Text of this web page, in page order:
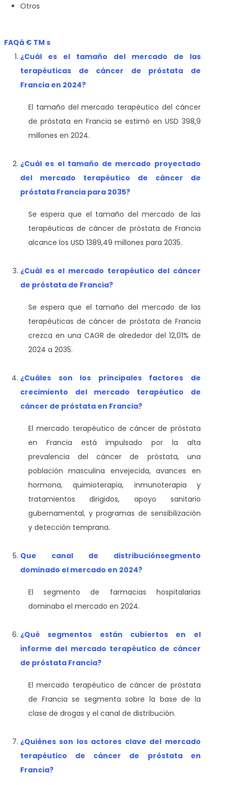
Otros
FAQâ € TM s
¿Cuál es el tamaño del mercado de las
terapéuticas de cáncer de próstata de
Francia en 2024?
El tamaño del mercado terapéutico del cáncer
de próstata en Francia se estimó en USD 398,9
millones en 2024.
¿Cuál es el tamaño de mercado proyectado
del mercado terapéutico de cáncer de
próstata Francia para 2035?
Se espera que el tamaño del mercado de las
terapéuticas de cáncer de próstata de Francia
alcance los USD 1389,49 millones para 2035.
¿Cuál es el mercado terapéutico del cáncer
de próstata de Francia?
Se espera que el tamaño del mercado de las
terapéuticas de cáncer de próstata de Francia
crezca en una CAGR de alrededor del 12,01% de
2024 a 2035.
¿Cuáles son los principales factores de
crecimiento del mercado terapéutico de
cáncer de próstata en Francia?
El mercado terapéutico de cáncer de próstata
en Francia está impulsado por la alta
prevalencia del cáncer de próstata, una
población masculina envejecida, avances en
hormona, quimioterapia, inmunoterapia y
tratamientos dirigidos, apoyo sanitario
gubernamental, y programas de sensibilización
y detección temprana.
Que canal de distribuciónsegmento
dominado el mercado en 2024?
El segmento de farmacias hospitalarias
dominaba el mercado en 2024.
¿Qué segmentos están cubiertos en el
informe del mercado terapéutico de cáncer
de próstata Francia?
El mercado terapéutico de cáncer de próstata
de Francia se segmenta sobre la base de la
clase de drogas y el canal de distribución.
¿Quiénes son los actores clave del mercado
terapéutico de cáncer de próstata en
Francia?